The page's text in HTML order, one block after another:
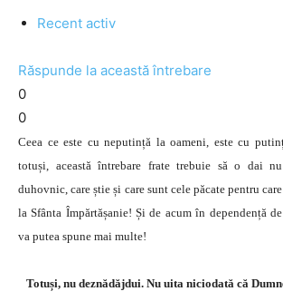
Recent activ
Răspunde la această întrebare
0
0
Ceea ce este cu neputință la oameni, este cu
totuși, această întrebare frate trebuie să o dai
duhovnic, care știe și care sunt cele păcate pentru
la Sfânta Împărtășanie! Și de acum în dependență
va putea spune mai multe!
Totuși, nu deznădăjdui. Nu uita niciodată că